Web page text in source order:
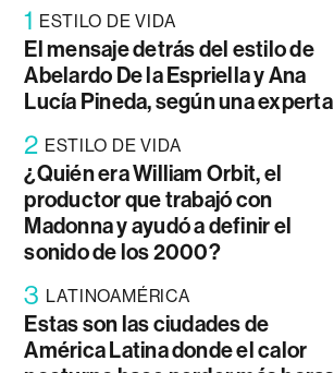
1 ESTILO DE VIDA
El mensaje detrás del estilo de
Abelardo De la Espriella y Ana
Lucía Pineda, según una experta
2 ESTILO DE VIDA
¿Quién era William Orbit, el
productor que trabajó con
Madonna y ayudó a definir el
sonido de los 2000?
3 LATINOAMÉRICA
Estas son las ciudades de
América Latina donde el calor